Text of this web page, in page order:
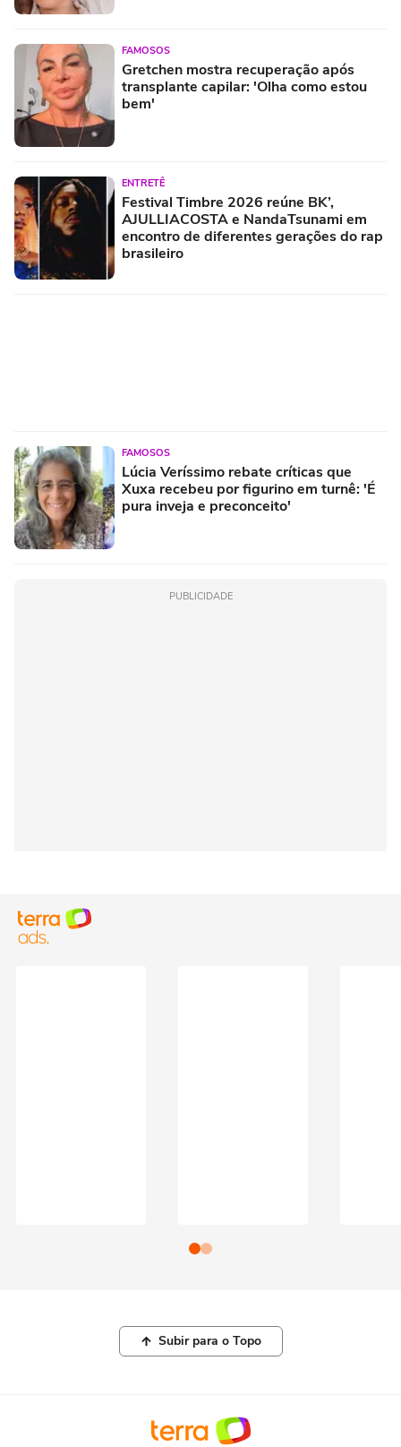
FAMOSOS
Gretchen mostra recuperação após
transplante capilar: 'Olha como estou
bem'
ENTRETÊ
Festival Timbre 2026 reúne BK’,
AJULLIACOSTA e NandaTsunami em
encontro de diferentes gerações do rap
brasileiro
FAMOSOS
Lúcia Veríssimo rebate críticas que
Xuxa recebeu por figurino em turnê: 'É
pura inveja e preconceito'
PUBLICIDADE
Subir para o Topo